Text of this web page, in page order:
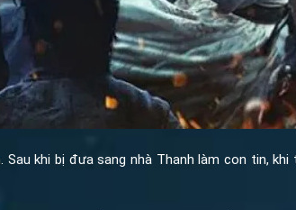
khi bị đưa sang nhà Thanh làm con tin,